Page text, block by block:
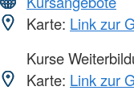
Karte: Link zur
Kurse
Karte: Link zur